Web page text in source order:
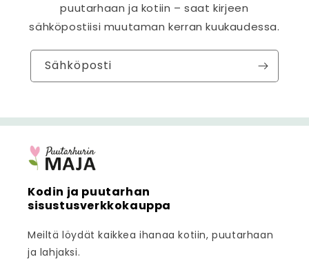
puutarhaan ja kotiin – saat kirjeen
sähköpostiisi muutaman kerran kuukaudessa.
Sähköposti
Kodin ja puutarhan
sisustusverkkokauppa
Meiltä löydät kaikkea ihanaa kotiin, puutarhaan
ja lahjaksi.